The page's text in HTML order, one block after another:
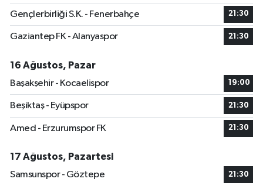
Gençlerbirliği S.K. - Fenerbahçe 21:30
Gaziantep FK - Alanyaspor 21:30
16 Ağustos, Pazar
Başakşehir - Kocaelispor
19:00
Beşiktaş - Eyüpspor 21:30
Amed - Erzurumspor FK 21:30
17 Ağustos, Pazartesi
Samsunspor - Göztepe
21:30